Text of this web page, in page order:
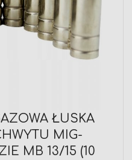
ŁUSKA
MIG-
MB 13/15 (10